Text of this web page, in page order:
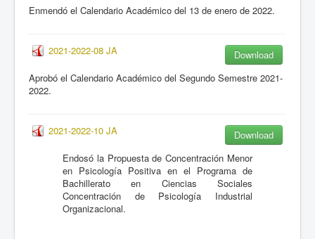
Enmendó el Calendario Académico del 13 de enero de 2022.
2021-2022-08 JA
Download
Aprobó el Calendario Académico del Segundo Semestre 2021-
2022.
2021-2022-10 JA
Download
Endosó la Propuesta de Concentración Menor
en Psicología Positiva en el Programa de
Bachillerato en Ciencias Sociales
Concentración de Psicología Industrial
Organizacional.